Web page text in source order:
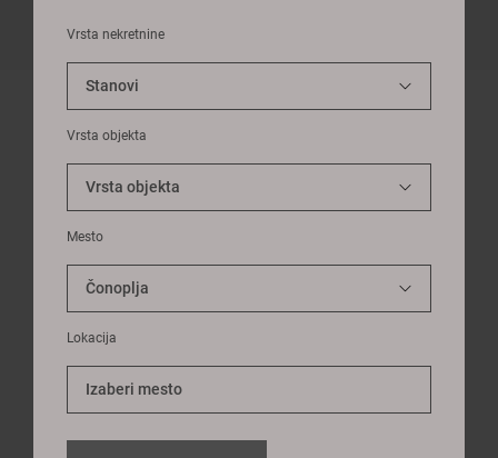
Vrsta nekretnine
Vrsta objekta
Mesto
Lokacija
Izaberi mesto